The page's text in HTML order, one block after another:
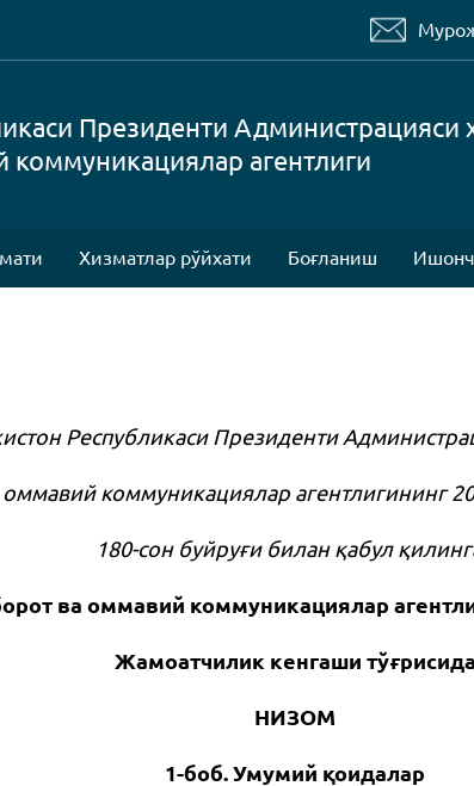
Президенти Администрацияси
агентлиги
Хизматлар рўйхати Боғланиш
Республикаси Президенти
коммуникациялар агентлигининг
180-сон буйруғи билан қабул
ва оммавий коммуникациялар
Жамоатчилик кенгаши тўғрисида
НИЗОМ
1-боб. Умумий қоидалар